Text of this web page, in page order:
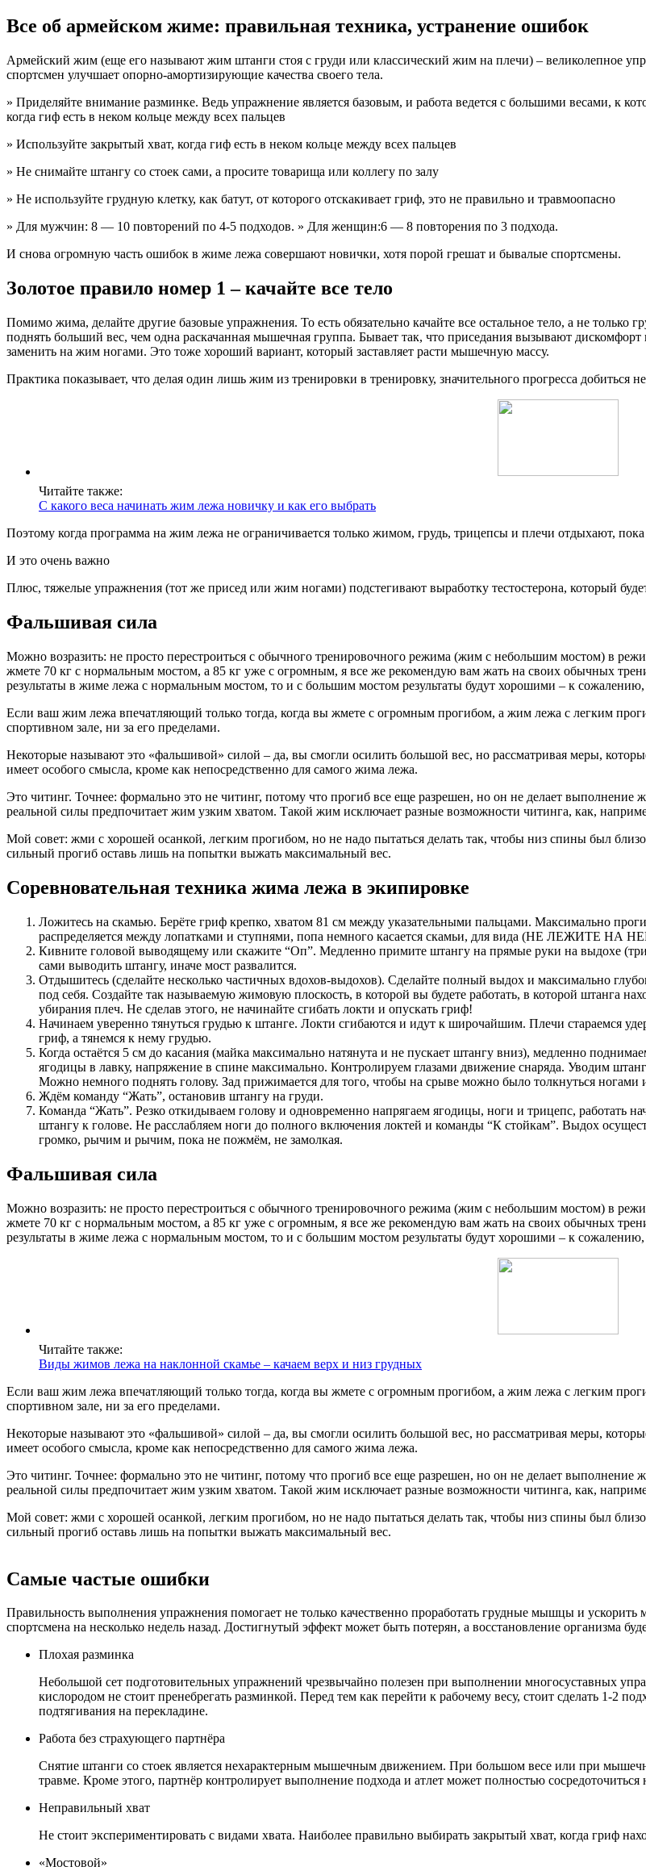
Все об армейском жиме: правильная техника, устранение ошибок
Армейский жим (еще его называют жим штанги стоя с груди или классический жим на плечи) – великолепное
спортсмен улучшает опорно-амортизирующие качества своего тела.
» Приделяйте внимание разминке. Ведь упражнение является базовым, и работа ведется с большими весами, к
когда гиф есть в неком кольце между всех пальцев
» Используйте закрытый хват, когда гиф есть в неком кольце между всех пальцев
» Не снимайте штангу со стоек сами, а просите товарища или коллегу по залу
» Не используйте грудную клетку, как батут, от которого отскакивает гриф, это не правильно и травмоопасно
» Для мужчин: 8 — 10 повторений по 4-5 подходов. » Для женщин:6 — 8 повторения по 3 подхода.
И снова огромную часть ошибок в жиме лежа совершают новички, хотя порой грешат и бывалые спортсмены.
Золотое правило номер 1 – качайте все тело
Помимо жима, делайте другие базовые упражнения. То есть обязательно качайте все остальное тело, а не
поднять больший вес, чем одна раскачанная мышечная группа. Бывает так, что приседания вызывают
заменить на жим ногами. Это тоже хороший вариант, который заставляет расти мышечную массу.
Практика показывает, что делая один лишь жим из тренировки в тренировку, значительного прогресса
Читайте также:
С какого веса начинать жим лежа новичку и как его выбрать
Поэтому когда программа на жим лежа не ограничивается только жимом, грудь, трицепсы и плечи отдыхают,
И это очень важно
Плюс, тяжелые упражнения (тот же присед или жим ногами) подстегивают выработку тестостерона, который
Фальшивая сила
Можно возразить: не просто перестроиться с обычного тренировочного режима (жим с небольшим мостом) в
жмете 70 кг с нормальным мостом, а 85 кг уже с огромным, я все же рекомендую вам жать на своих обычных
результаты в жиме лежа с нормальным мостом, то и с большим мостом результаты будут хорошими – к сожалению,
Если ваш жим лежа впечатляющий только тогда, когда вы жмете с огромным прогибом, а жим лежа с легким
спортивном зале, ни за его пределами.
Некоторые называют это «фальшивой» силой – да, вы смогли осилить большой вес, но рассматривая меры,
имеет особого смысла, кроме как непосредственно для самого жима лежа.
Это читинг. Точнее: формально это не читинг, потому что прогиб все еще разрешен, но он не делает
реальной силы предпочитает жим узким хватом. Такой жим исключает разные возможности читинга, как,
Мой совет: жми с хорошей осанкой, легким прогибом, но не надо пытаться делать так, чтобы низ спины был
сильный прогиб оставь лишь на попытки выжать максимальный вес.
Соревновательная техника жима лежа в экипировке
Ложитесь на скамью. Берёте гриф крепко, хватом 81 см между указательными пальцами. Максимально
распределяется между лопатками и ступнями, попа немного касается скамьи, для вида (НЕ ЛЕЖИТЕ НА
Кивните головой выводящему или скажите “Оп”. Медленно примите штангу на прямые руки на выдохе
сами выводить штангу, иначе мост развалится.
Отдышитесь (сделайте несколько частичных вдохов-выдохов). Сделайте полный выдох и максимально
под себя. Создайте так называемую жимовую плоскость, в которой вы будете работать, в которой штанга
убирания плеч. Не сделав этого, не начинайте сгибать локти и опускать гриф!
Начинаем уверенно тянуться грудью к штанге. Локти сгибаются и идут к широчайшим. Плечи стараемся
гриф, а тянемся к нему грудью.
Когда остаётся 5 см до касания (майка максимально натянута и не пускает штангу вниз), медленно
ягодицы в лавку, напряжение в спине максимально. Контролируем глазами движение снаряда. Уводим
Можно немного поднять голову. Зад прижимается для того, чтобы на срыве можно было толкнуться ногами
Ждём команду “Жать”, остановив штангу на груди.
Команда “Жать”. Резко откидываем голову и одновременно напрягаем ягодицы, ноги и трицепс, работать
штангу к голове. Не расслабляем ноги до полного включения локтей и команды “К стойкам”. Выдох
громко, рычим и рычим, пока не пожмём, не замолкая.
Фальшивая сила
Можно возразить: не просто перестроиться с обычного тренировочного режима (жим с небольшим мостом) в
жмете 70 кг с нормальным мостом, а 85 кг уже с огромным, я все же рекомендую вам жать на своих обычных
результаты в жиме лежа с нормальным мостом, то и с большим мостом результаты будут хорошими – к сожалению,
Читайте также:
Виды жимов лежа на наклонной скамье – качаем верх и низ грудных
Если ваш жим лежа впечатляющий только тогда, когда вы жмете с огромным прогибом, а жим лежа с легким
спортивном зале, ни за его пределами.
Некоторые называют это «фальшивой» силой – да, вы смогли осилить большой вес, но рассматривая меры,
имеет особого смысла, кроме как непосредственно для самого жима лежа.
Это читинг. Точнее: формально это не читинг, потому что прогиб все еще разрешен, но он не делает
реальной силы предпочитает жим узким хватом. Такой жим исключает разные возможности читинга, как,
Мой совет: жми с хорошей осанкой, легким прогибом, но не надо пытаться делать так, чтобы низ спины был
сильный прогиб оставь лишь на попытки выжать максимальный вес.
Самые частые ошибки
Правильность выполнения упражнения помогает не только качественно проработать грудные мышцы и ускорить
спортсмена на несколько недель назад. Достигнутый эффект может быть потерян, а восстановление организма
Плохая разминка
Небольшой сет подготовительных упражнений чрезвычайно полезен при выполнении многосуставных
кислородом не стоит пренебрегать разминкой. Перед тем как перейти к рабочему весу, стоит сделать 1-
подтягивания на перекладине.
Работа без страхующего партнёра
Снятие штанги со стоек является нехарактерным мышечным движением. При большом весе или при
травме. Кроме этого, партнёр контролирует выполнение подхода и атлет может полностью
Неправильный хват
Не стоит экспериментировать с видами хвата. Наиболее правильно выбирать закрытый хват, когда гриф
«Мостовой»